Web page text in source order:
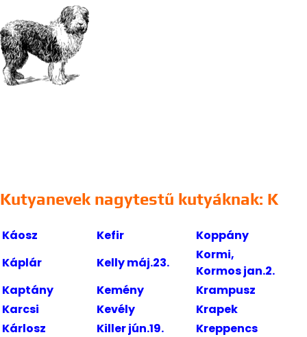
Kutyanevek nagytestű kutyáknak: K
Káosz Kefir
Koppány
Káplár
Kelly máj.23.
Kormi,
Kormos jan.2.
Kaptány
Kemény
Krampusz
Karcsi
Kevély
Krapek
Kárlosz
Killer jún.19.
Kreppencs